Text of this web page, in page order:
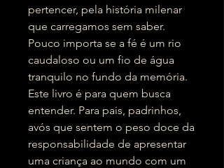
pertencer, pela história milenar
que carregamos sem saber.
Pouco importa se a fé é um rio
caudaloso ou um fio de água
tranquilo no fundo da memória.
Este livro é para quem busca
entender. Para pais, padrinhos,
avós que sentem o peso doce da
responsabilidade de apresentar
uma criança ao mundo com um